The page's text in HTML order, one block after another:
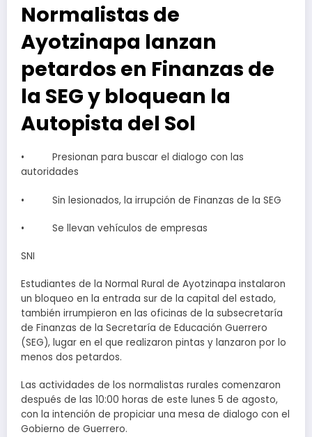
Normalistas de
Ayotzinapa lanzan
petardos en Finanzas de
la SEG y bloquean la
Autopista del Sol
• Presionan para buscar el dialogo con las
autoridades
• Sin lesionados, la irrupción de Finanzas de la SEG
• Se llevan vehículos de empresas
SNI
Estudiantes de la Normal Rural de Ayotzinapa instalaron
un bloqueo en la entrada sur de la capital del estado,
también irrumpieron en las oficinas de la subsecretaría
de Finanzas de la Secretaría de Educación Guerrero
(SEG), lugar en el que realizaron pintas y lanzaron por lo
menos dos petardos.
Las actividades de los normalistas rurales comenzaron
después de las 10:00 horas de este lunes 5 de agosto,
con la intención de propiciar una mesa de dialogo con el
Gobierno de Guerrero.